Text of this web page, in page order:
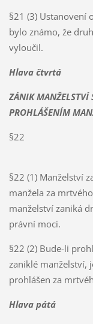
§21 (3) Ustanovení
bylo známo, že
vyloučil.
Hlava čtvrtá
ZÁNIK MANŽELSTVÍ
PROHLÁŠENÍM
§22
§22 (1) Manželství
manžela za
manželství zaniká
právní moci.
§22 (2) Bude-li
zaniklé manželství,
prohlášen za
Hlava pátá